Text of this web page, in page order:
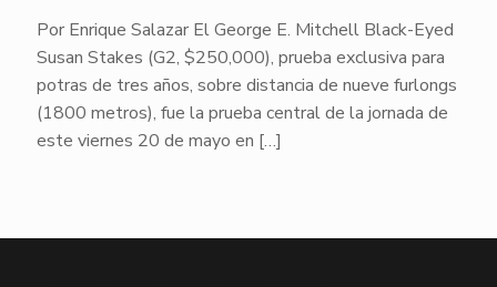
Por Enrique Salazar El George E. Mitchell Black-Eyed
Susan Stakes (G2, $250,000), prueba exclusiva para
potras de tres años, sobre distancia de nueve furlongs
(1800 metros), fue la prueba central de la jornada de
este viernes 20 de mayo en […]